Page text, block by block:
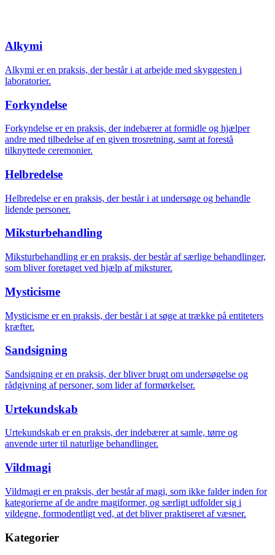
Alkymi
Alkymi er en praksis, der består i at arbejde med skyggesten i
laboratorier.
Forkyndelse
Forkyndelse er en praksis, der indebærer at formidle og hjælper
andre med tilbedelse af en given trosretning, samt at forestå
tilknyttede ceremonier.
Helbredelse
Helbredelse er en praksis, der består i at undersøge og behandle
lidende personer.
Miksturbehandling
Miksturbehandling er en praksis, der består af særlige behandlinger,
som bliver foretaget ved hjælp af miksturer.
Mysticisme
Mysticisme er en praksis, der består i at søge at trække på entiteters
kræfter.
Sandsigning
Sandsigning er en praksis, der bliver brugt om undersøgelse og
rådgivning af personer, som lider af formørkelser.
Urtekundskab
Urtekundskab er en praksis, der indebærer at samle, tørre og
anvende urter til naturlige behandlinger.
Vildmagi
Vildmagi er en praksis, der består af magi, som ikke falder inden for
kategorierne af de andre magiformer, og særligt udfolder sig i
vildegne, formodentligt ved, at det bliver praktiseret af væsner.
Kategorier